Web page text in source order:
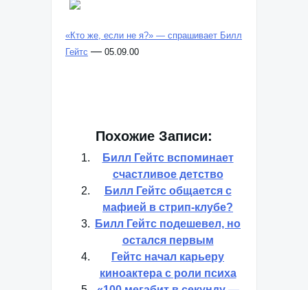
«Кто же, если не я?» — спрашивает Билл
Похожие Записи:
Билл Гейтс вспоминает
счастливое детство
Билл Гейтс общается с
мафией в стрип-клубе?
Билл Гейтс подешевел, но
остался первым
Гейтс начал карьеру
киноактера с роли психа